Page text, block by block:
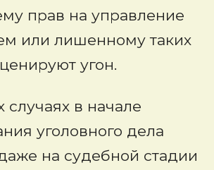
прав на управление
или лишенному таких
угон.
в начале
уголовного дела
на судебной стадии